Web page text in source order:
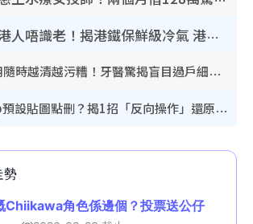
內地客歎港人唔識老！揭港鐵保鮮級冷氣 港人求放過：咪投訴
牙線棒亂用隨時越清越污糟！牙醫驚揭盲目過戶細菌恐致蛀牙：呢種先係日常真保養
WhatsApp預設貼圖點刪？揭1招「反向操作」還原簡潔介面 附3步實測教學